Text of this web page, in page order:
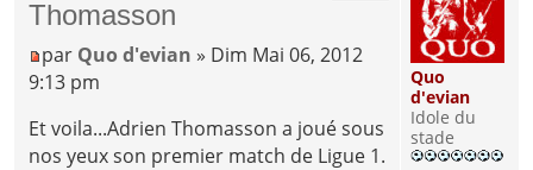
Thomasson
par Quo d'evian » Dim Mai 06, 2012
9:13 pm
Et voila...Adrien Thomasson a joué sous
nos yeux son premier match de Ligue 1.
Quo
d'evian
Idole du
stade